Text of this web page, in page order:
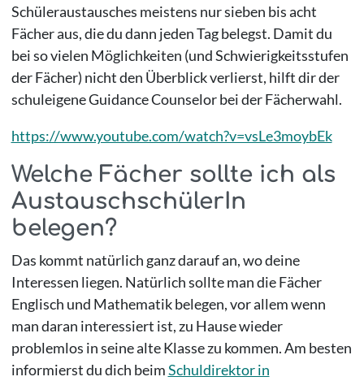
Schüleraustausches meistens nur sieben bis acht
Fächer aus, die du dann jeden Tag belegst. Damit du
bei so vielen Möglichkeiten (und Schwierigkeitsstufen
der Fächer) nicht den Überblick verlierst, hilft dir der
schuleigene Guidance Counselor bei der Fächerwahl.
https://www.youtube.com/watch?v=vsLe3moybEk
Welche Fächer sollte ich als
AustauschschülerIn
belegen?
Das kommt natürlich ganz darauf an, wo deine
Interessen liegen. Natürlich sollte man die Fächer
Englisch und Mathematik belegen, vor allem wenn
man daran interessiert ist, zu Hause wieder
problemlos in seine alte Klasse zu kommen. Am besten
informierst du dich beimSchuldirektor in